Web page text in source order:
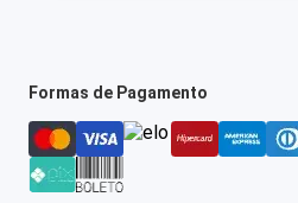
Formas de Pagamento